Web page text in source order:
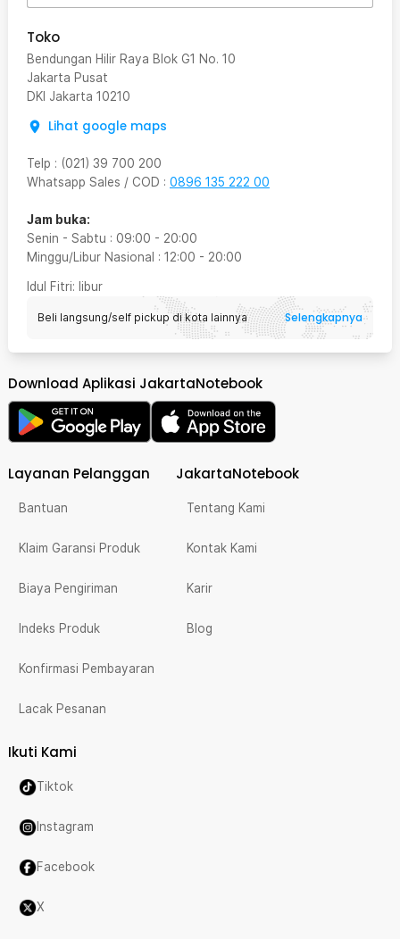
Toko
Bendungan Hilir Raya Blok G1 No. 10
Jakarta Pusat
DKI Jakarta 10210
Lihat google maps
Telp : (021) 39 700 200
Whatsapp Sales / COD : 0896 135 222 00
Jam buka:
Senin - Sabtu : 09:00 - 20:00
Minggu/Libur Nasional : 12:00 - 20:00
Idul Fitri: libur
Beli langsung/self pickup di kota lainnya Selengkapnya
Download Aplikasi JakartaNotebook
Layanan Pelanggan
Bantuan
Klaim Garansi Produk
Biaya Pengiriman
Indeks Produk
Konfirmasi Pembayaran
Lacak Pesanan
JakartaNotebook
Tentang Kami
Kontak Kami
Karir
Blog
Ikuti Kami
Tiktok
Instagram
Facebook
X